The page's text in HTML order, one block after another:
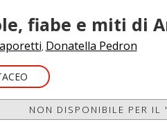
fiabe e miti di
, Donatella Pedron
NON DISPONIBILE PER IL